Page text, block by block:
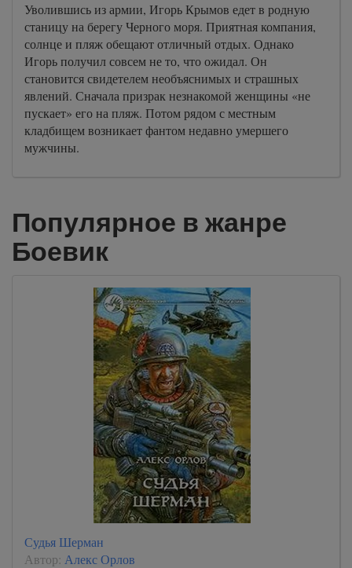
Уволившись из армии, Игорь Крымов едет в родную
станицу на берегу Черного моря. Приятная компания,
солнце и пляж обещают отличный отдых. Однако
Игорь получил совсем не то, что ожидал. Он
становится свидетелем необъяснимых и страшных
явлений. Сначала призрак незнакомой женщины «не
пускает» его на пляж. Потом рядом с местным
кладбищем возникает фантом недавно умершего
мужчины.
Популярное в жанре
Боевик
Судья Шерман
Автор: Алекс Орлов